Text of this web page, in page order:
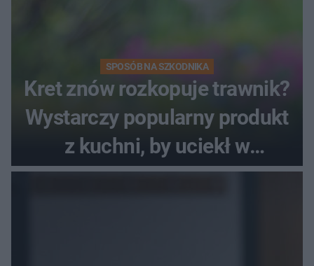
SPOSÓB NA SZKODNIKA
Kret znów rozkopuje trawnik?
Wystarczy popularny produkt
z kuchni, by uciekł w
popłochu